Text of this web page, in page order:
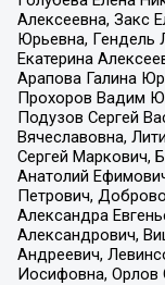
Алексеевна, Закс
Юрьевна,
Екатерина
Арапова Галина
Прохоров Вадим
Подузов Сергей
Вячеславовна,
Сергей Маркович,
Анатолий
Петрович,
Александра
Александрович,
Андреевич,
Иосифовна, Орлов